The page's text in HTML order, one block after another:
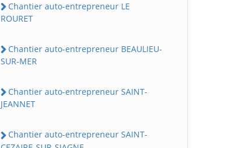
Chantier auto-entrepreneur LE
ROURET
Chantier auto-entrepreneur BEAULIEU-
SUR-MER
Chantier auto-entrepreneur SAINT-
JEANNET
Chantier auto-entrepreneur SAINT-